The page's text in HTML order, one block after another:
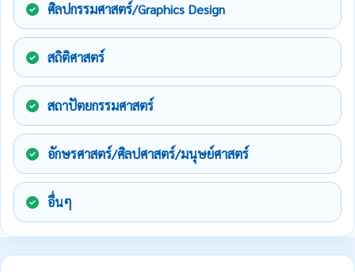
ศิลปกรรมศาสตร์/Graphics Design
สถิติศาสตร์
สถาปัตยกรรมศาสตร์
อักษรศาสตร์/ศิลปศาสตร์/มนุษย์ศาสตร์
อื่นๆ